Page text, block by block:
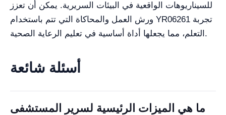
للسيناريوهات الواقعية في البيئات السريرية. يمكن أن تعزز
ورش العمل والمحاكاة التي تتم باستخدام YR06261 تجربة
التعلم، مما يجعلها أداة أساسية في تعليم الرعاية الصحية.
أسئلة شائعة
ما هي الميزات الرئيسية لسرير المستشفى